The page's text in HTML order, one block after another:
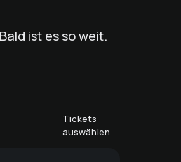
ist es so weit.
Tickets
auswählen